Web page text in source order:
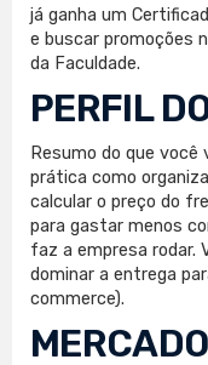
já ganha um
e buscar promoções
da Faculdade.
PERFIL
Resumo do que você
prática como
calcular o preço do
para gastar menos
faz a empresa rodar.
dominar a entrega
commerce).